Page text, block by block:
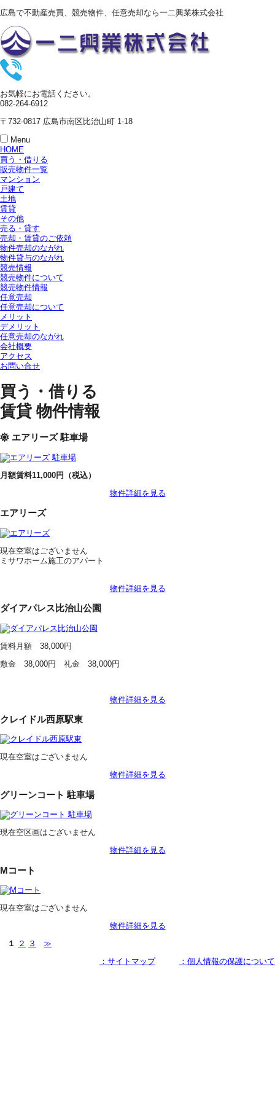
広島で不動産売買、競売物件、任意売却なら一二興業株式会社
お気軽にお電話ください。
082-264-6912
〒732-0817 広島市南区比治山町 1-18
Menu
HOME
買う・借りる
販売物件一覧
マンション
戸建て
土地
賃貸
その他
売る・貸す
売却・賃貸のご依頼
物件売却のながれ
物件貸与のながれ
競売情報
競売物件について
競売物件情報
任意売却
任意売却について
メリット
デメリット
任意売却のながれ
会社概要
アクセス
お問い合せ
買う・借りる
賃貸 物件情報
エアリーズ 駐車場
月額賃料11,000円（税込）
物件詳細を見る
エアリーズ
現在空室はございません
ミサワホーム施工のアパート
物件詳細を見る
ダイアパレス比治山公園
賃料月額 38,000円
敷金 38,000円 礼金 38,000円
物件詳細を見る
クレイドル西原駅東
現在空室はございません
物件詳細を見る
グリーンコート 駐車場
現在空区画はございません
物件詳細を見る
Mコート
現在空室はございません
物件詳細を見る
１ ２ ３
≫
：サイトマップ
：個人情報の保護について